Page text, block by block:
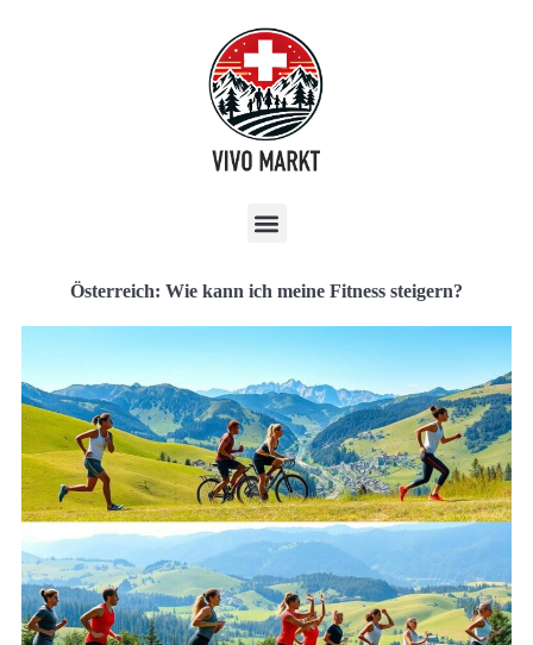
Österreich: Wie kann ich meine Fitness steigern?